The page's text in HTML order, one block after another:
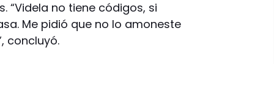
“Videla no tiene códigos, si
Me pidió que no lo amoneste
concluyó.